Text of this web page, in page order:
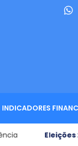
INDICADORES
Eleições 2026-